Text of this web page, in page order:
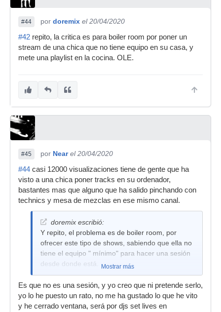
#44 por doremix el 20/04/2020
#42 repito, la critica es para boiler room por poner un
stream de una chica que no tiene equipo en su casa, y
mete una playlist en la cocina. OLE.
#45 por Near el 20/04/2020
#44 casi 12000 visualizaciones tiene de gente que ha
visto a una chica poner tracks en su ordenador,
bastantes mas que alguno que ha salido pinchando con
technics y mesa de mezclas en ese mismo canal.
doremix escribió:
Y repito, el problema es de boiler room, por
ofrecer este tipo de shows, sabiendo que ella no
tiene el equipo " mínimo" para hacer una sesión
desde donde está.
Mostrar más
Es que no es una sesión, y yo creo que ni pretende serlo,
yo lo he puesto un rato, no me ha gustado lo que he vito
y he cerrado ventana, será por djs set lives en